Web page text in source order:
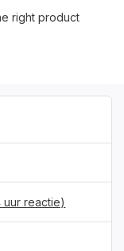
right product
uur reactie)